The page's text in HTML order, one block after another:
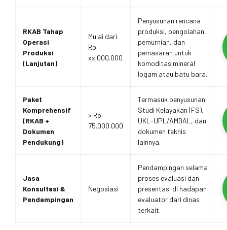
RKAB Tahap
Operasi
Produksi
(Lanjutan)
Mulai dari
Rp
xx.000.000
Penyusunan rencana
produksi, pengolahan,
pemurnian, dan
pemasaran untuk
komoditas mineral
logam atau batu bara.
Paket
Komprehensif
(RKAB +
Dokumen
Pendukung)
> Rp
75.000.000
Termasuk penyusunan
Studi Kelayakan (FS),
UKL-UPL/AMDAL, dan
dokumen teknis
lainnya.
Jasa
Konsultasi &
Pendampingan
Negosiasi
Pendampingan selama
proses evaluasi dan
presentasi di hadapan
evaluator dari dinas
terkait.